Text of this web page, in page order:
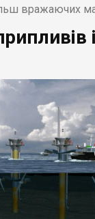
вражаючих
і